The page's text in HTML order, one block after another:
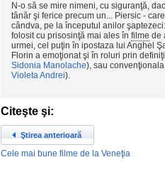
N-o să se mire nimeni, cu siguranţă,
tânăr şi ferice precum un... Piersic -
cândva, pe la începutul anilor
folosit cu prisosinţă mai ales în filme de
urmei, cel puţin în ipostaza lui Anghel
Florin a emoţionat şi în roluri prin
Sidonia Manolache), sau convenţionala
Violeta Andrei).
Citeşte şi:
Ştirea anterioară
Cele mai bune filme de la Veneţia